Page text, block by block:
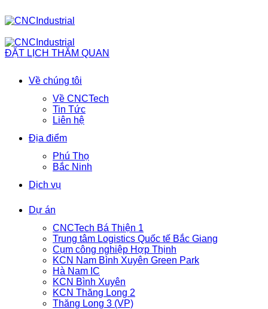
ĐẶT LỊCH THĂM QUAN
Về chúng tôi
Về CNCTech
Tin Tức
Liên hệ
Địa điểm
Phú Thọ
Bắc Ninh
Dịch vụ
Dự án
CNCTech Bá Thiện 1
Trung tâm Logistics Quốc tế Bắc Giang
Cụm công nghiệp Hợp Thịnh
KCN Nam Bình Xuyên Green Park
Hà Nam IC
KCN Bình Xuyên
KCN Thăng Long 2
Thăng Long 3 (VP)